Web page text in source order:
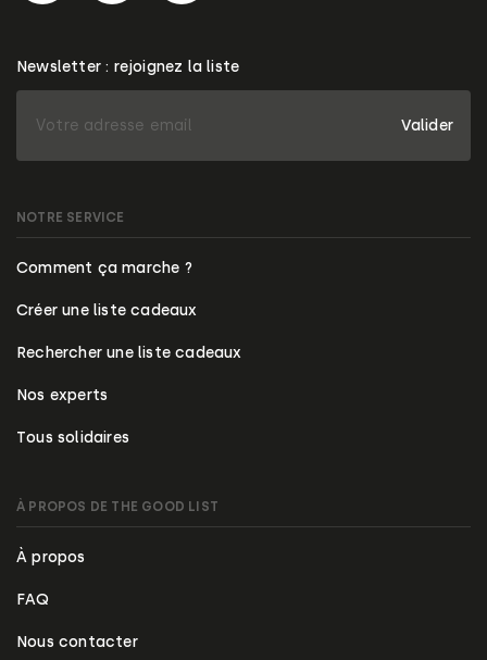
NOTRE SERVICE
Comment ça marche ?
Créer une liste cadeaux
Rechercher une liste cadeaux
Nos experts
Tous solidaires
À PROPOS DE THE GOOD LIST
À propos
FAQ
Nous contacter
Newsletter : rejoignez la liste
Valider